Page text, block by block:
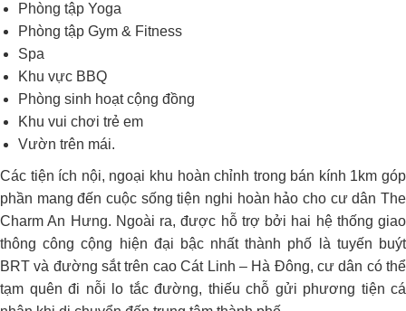
Phòng tập Yoga
Phòng tập Gym & Fitness
Spa
Khu vực BBQ
Phòng sinh hoạt cộng đồng
Khu vui chơi trẻ em
Vườn trên mái.
Các tiện ích nội, ngoại khu hoàn chỉnh trong bán kính 1km góp
phần mang đến cuộc sống tiện nghi hoàn hảo cho cư dân The
Charm An Hưng. Ngoài ra, được hỗ trợ bởi hai hệ thống giao
thông công cộng hiện đại bậc nhất thành phố là tuyến buýt
BRT và đường sắt trên cao Cát Linh – Hà Đông, cư dân có thể
tạm quên đi nỗi lo tắc đường, thiếu chỗ gửi phương tiện cá